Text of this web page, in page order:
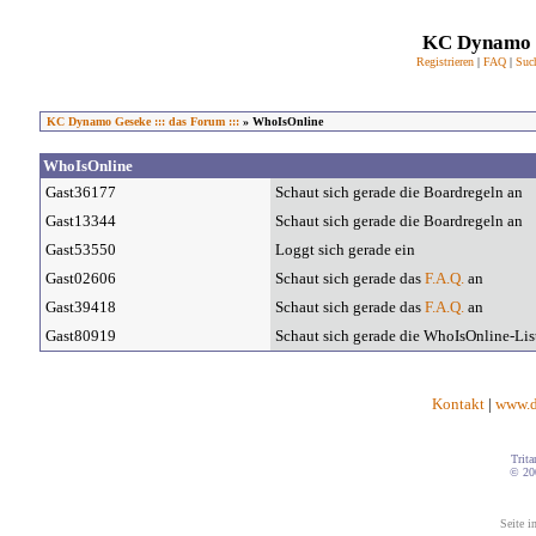
KC
Registrieren | FAQ |
KC Dynamo Geseke ::: das Forum :::» WhoIsOnline
WhoIsOnline
Gast36177
Schaut sich gerade die Boardregeln an
Gast13344
Schaut sich gerade die Boardregeln an
Gast53550
Loggt sich gerade ein
Gast02606
Schaut sich gerade das F.A.Q.an
Gast39418
Schaut sich gerade das F.A.Q.an
Gast80919
Schaut sich gerade die WhoIsOnline-
Kontakt|
©
Seite